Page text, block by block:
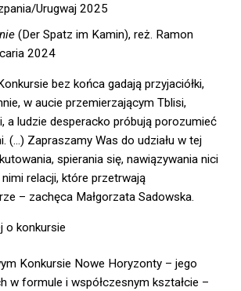
Urugwaj 2025
(Der Spatz im Kamin), reż. Ramon
2024
bez końca gadają przyjaciółki,
w aucie przemierzającym Tblisi,
a ludzie desperacko próbują porozumieć
(…) Zapraszamy Was do udziału w tej
spierania się, nawiązywania nici
relacji, które przetrwają
– zachęca Małgorzata Sadowska.
o konkursie
Konkursie Nowe Horyzonty – jego
w formule i współczesnym kształcie –